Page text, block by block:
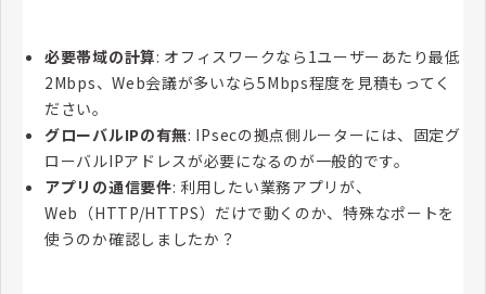
必要帯域の計算: オフィスワークなら1ユーザーあたり最低
2Mbps、Web会議が多いなら5Mbps程度を見積もってく
ださい。
グローバルIPの有無: IPsecの拠点側ルーターには、固定グ
ローバルIPアドレスが必要になるのが一般的です。
アプリの通信要件: 利用したい業務アプリが、
Web（HTTP/HTTPS）だけで動くのか、特殊なポートを
使うのか確認しましたか？